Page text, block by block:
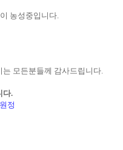
농성중입니다.
모든분들께 감사드립니다.
다.
정